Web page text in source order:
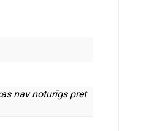
nav noturīgs pret